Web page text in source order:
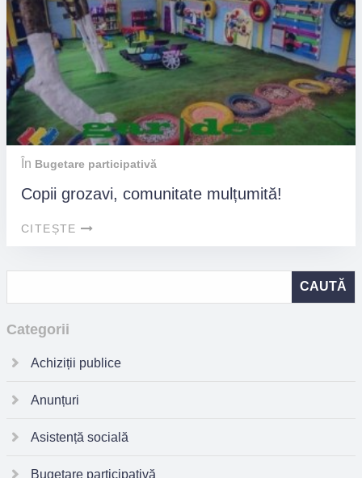
În Bugetare participativă
Copii grozavi, comunitate mulțumită!
CITEȘTE
Categorii
Achiziții publice
Anunțuri
Asistență socială
Bugetare participativă